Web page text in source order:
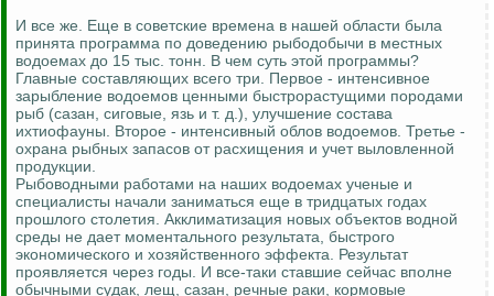
И все же. Еще в советские времена в нашей области была
принята программа по доведению рыбодобычи в местных
водоемах до 15 тыс. тонн. В чем суть этой программы?
Главные составляющих всего три. Первое - интенсивное
зарыбление водоемов ценными быстрорастущими породами
рыб (сазан, сиговые, язь и т. д.), улучшение состава
ихтиофауны. Второе - интенсивный облов водоемов. Третье -
охрана рыбных запасов от расхищения и учет выловленной
продукции.
Рыбоводными работами на наших водоемах ученые и
специалисты начали заниматься еще в тридцатых годах
прошлого столетия. Акклиматизация новых объектов водной
среды не дает моментального результата, быстрого
экономического и хозяйственного эффекта. Результат
проявляется через годы. И все-таки ставшие сейчас вполне
обычными судак, лещ, сазан, речные раки, кормовые